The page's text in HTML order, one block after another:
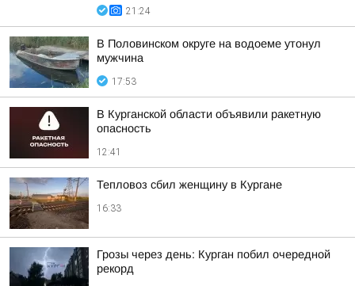
21:24
В Половинском округе на водоеме утонул
мужчина
17:53
В Курганской области объявили ракетную
опасность
12:41
Тепловоз сбил женщину в Кургане
16:33
Грозы через день: Курган побил очередной
рекорд